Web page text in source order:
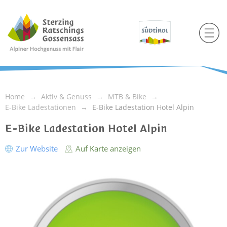
Home Aktiv & Genuss
MTB & Bike
E-Bike Ladestationen
E-Bike Ladestation Hotel Alpin
E-Bike Ladestation Hotel Alpin
Zur Website Auf Karte anzeigen